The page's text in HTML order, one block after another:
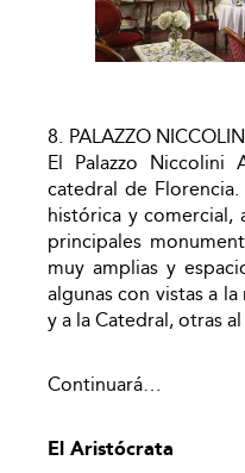
8. PALAZZO
El Palazzo
catedral de
histórica y comercial,
principales
muy amplias y
algunas con vistas a
y a la Catedral, otras
Continuará…
El Aristócrata